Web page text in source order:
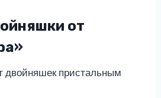
от
двойняшек пристальным